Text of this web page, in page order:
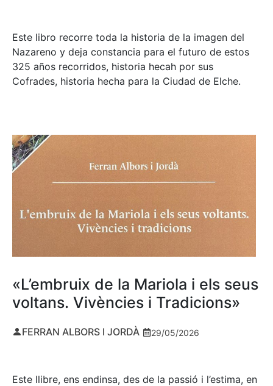
Este libro recorre toda la historia de la imagen del
Nazareno y deja constancia para el futuro de estos
325 años recorridos, historia hecah por sus
Cofrades, historia hecha para la Ciudad de Elche.
«L’embruix de la Mariola i els seus
voltans. Vivències i Tradicions»
FERRAN ALBORS I JORDÀ 29/05/2026
Este llibre, ens endinsa, des de la passió i l’estima, en